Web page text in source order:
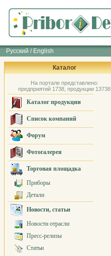
Русский / English
Каталог
На портале представлено:
предприятий 1738, продукции 13738
Каталог продукции
Список компаний
Форум
Фотогалерея
Торговая площадка
Приборы
Детали
Новости, статьи
Новости отрасли
Пресс-релизы
Статьи